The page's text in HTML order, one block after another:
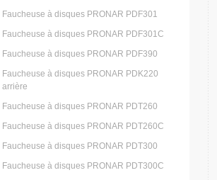
Faucheuse à disques PRONAR PDF301
Faucheuse à disques PRONAR PDF301C
Faucheuse à disques PRONAR PDF390
Faucheuse à disques PRONAR PDK220
arrière
Faucheuse à disques PRONAR PDT260
Faucheuse à disques PRONAR PDT260C
Faucheuse à disques PRONAR PDT300
Faucheuse à disques PRONAR PDT300C